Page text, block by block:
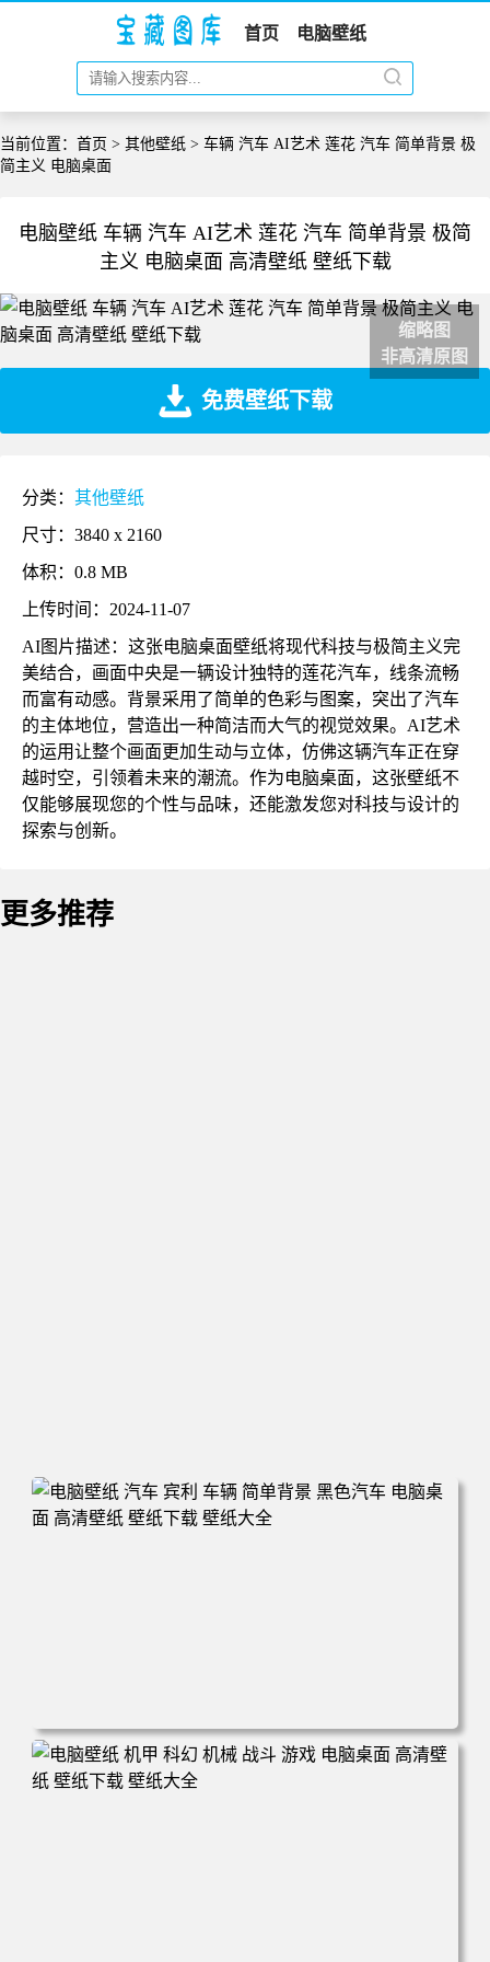
首页 电脑壁纸
当前位置： 首页 > 其他壁纸 > 车辆 汽车 AI艺术 莲花 汽车 简单背景 极
简主义 电脑桌面
电脑壁纸 车辆 汽车 AI艺术 莲花 汽车 简单背景 极简
主义 电脑桌面 高清壁纸 壁纸下载
缩略图
非高清原图
免费壁纸下载
分类： 其他壁纸
尺寸：3840 x 2160
体积：0.8 MB
上传时间：2024-11-07
AI图片描述：这张电脑桌面壁纸将现代科技与极简主义完
美结合，画面中央是一辆设计独特的莲花汽车，线条流畅
而富有动感。背景采用了简单的色彩与图案，突出了汽车
的主体地位，营造出一种简洁而大气的视觉效果。AI艺术
的运用让整个画面更加生动与立体，仿佛这辆汽车正在穿
越时空，引领着未来的潮流。作为电脑桌面，这张壁纸不
仅能够展现您的个性与品味，还能激发您对科技与设计的
探索与创新。
更多推荐
电脑壁纸 汽车 宾利 车辆 简单背景 黑色汽车 电脑桌面 高清
壁纸 壁纸下载 壁纸大全